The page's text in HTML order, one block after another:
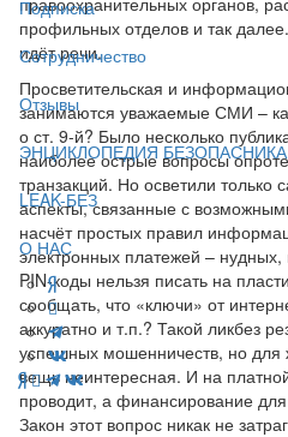
Подписка
Сотрудничество
Отзывы
ЭНЦИКЛОПЕДИЯ БЕЗОПАСНИКА
LEAK-БЕЗ
О НАС
профильных отделов и так
идёт речи.
Просветительская и
занимаются уважаемые СМИ –
о ст. 9-й? Было несколько
наиболее острые вопросы
транзакций. Но осветили только
аспекты, связанные с
насчёт простых правил
электронных платежей –
PIN-коды нельзя писать на
сообщать, что «ключи» от
аккуратно и т.п.? Такой ликбез
успешных мошенничеств, но для
вещь неинтересная. И на
проводит, а финансирование
Закон этот вопрос никак не